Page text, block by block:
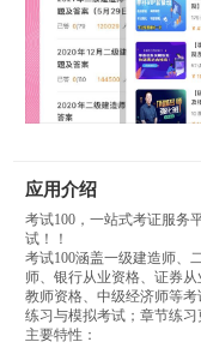
应用介绍
考试100，一站式考证服务
试！！
考试100涵盖一级建造师、
师、银行从业资格、证券
教师资格、中级经济师等
练习与模拟考试；章节练习
主要特性：